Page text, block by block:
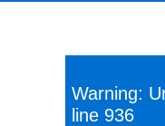
Warning:
line 936